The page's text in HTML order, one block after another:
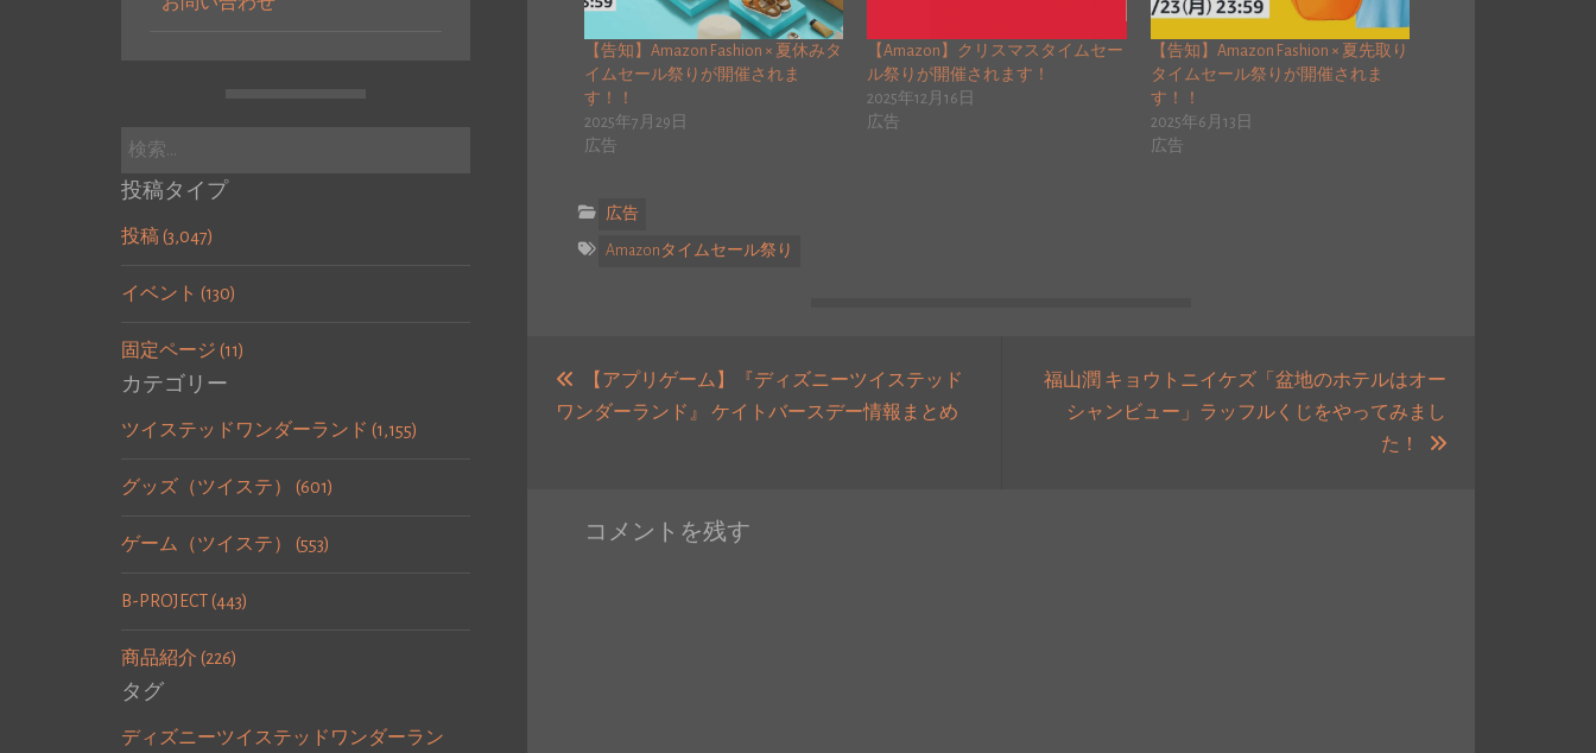
検
投稿タイプ
投稿 (3,047)
イベント (130)
固定ページ (11)
カテゴリー
ツイステッドワンダーランド (1,155)
グッズ（ツイステ） (601)
ゲーム（ツイステ） (553)
B-PROJECT (443)
商品紹介 (226)
タグ
ディズニーツイステッドワンダーラン
【告知】Amazon Fashion × 夏休みタ
イムセール祭りが開催されま
す！！
2025年7月29日
広告
【Amazon】クリスマスタイムセー
ル祭りが開催されます！
2025年12月16日
広告
【告知】Amazon Fashion × 夏先取り
タイムセール祭りが開催されま
す！！
2025年6月13日
広告
広告
Amazonタイムセール祭り
【アプリゲーム】『ディズニーツイステッド
ワンダーランド』 ケイトバースデー情報まとめ
福山潤 キョウトニイケズ「盆地のホテルはオー
シャンビュー」ラッフルくじをやってみまし
た！
次
コメントを残す